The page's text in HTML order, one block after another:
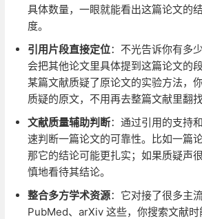
具体数量，一眼就能看出这篇论文的
度。
引用片段直接定位：不光告诉你有多
会把其他论文里具体提到这篇论文的
某篇文献质疑了原论文的实验方法，
质疑的原文，不用再去整篇文献里翻
文献质量辅助判断：通过引用的支持
速判断一篇论文的可靠性。比如一篇
那它的结论可能更扎实；如果质疑声
慎地看待其结论。
整合多方学术资源：它对接了很多主
PubMed、arXiv 这些，你搜索文献